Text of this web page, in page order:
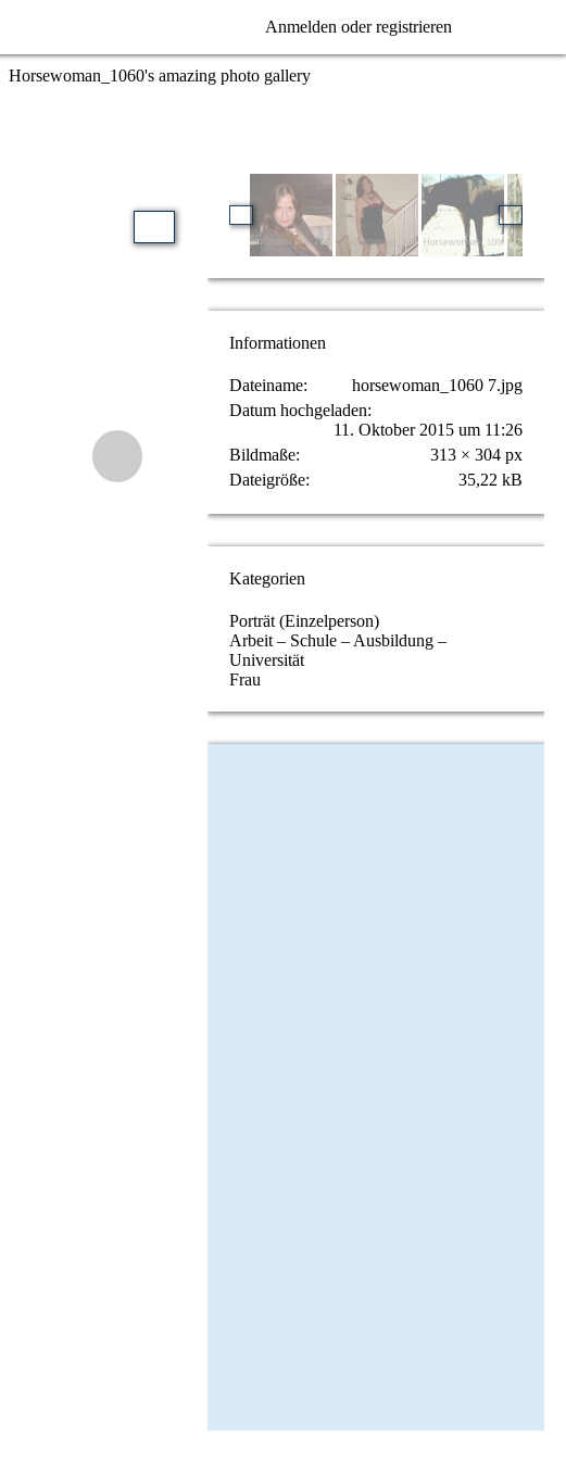
Anmelden oder registrieren
Horsewoman_1060's amazing photo gallery
Informationen
Dateiname
horsewoman_1060 7.jpg
Datum hochgeladen
11. Oktober 2015 um 11:26
Bildmaße
313 × 304 px
Dateigröße
35,22 kB
Kategorien
Porträt (Einzelperson)
Arbeit – Schule – Ausbildung –
Universität
Frau